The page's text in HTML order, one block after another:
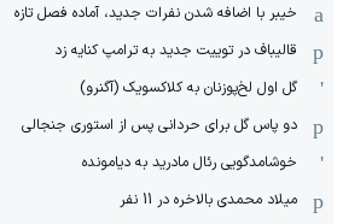
خیبر با اضافه شدن نفرات جدید، آماده فصل تازه
قالیباف در توییت جدید به ترامپ کنایه زد
گل اول لخ‌پوزنان به کلاکسویک (آگنرو)
دو پاس گل برای حردانی پس از استوری جنجالی
خوشامدگویی رئال مادرید به دیامونده
میلاد محمدی بالاخره در 11 نفر